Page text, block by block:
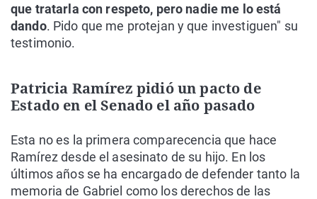
que tratarla con respeto, pero nadie me lo está
dando. Pido que me protejan y que investiguen" su
testimonio.
Patricia Ramírez pidió un pacto de
Estado en el Senado el año pasado
Esta no es la primera comparecencia que hace
Ramírez desde el asesinato de su hijo. En los
últimos años se ha encargado de defender tanto la
memoria de Gabriel como los derechos de las